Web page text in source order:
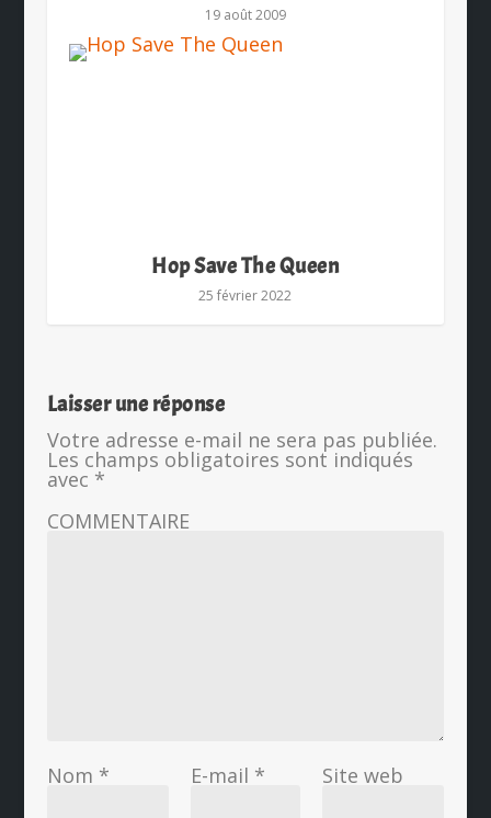
19 août 2009
Hop Save The Queen
25 février 2022
Laisser une réponse
Votre adresse e-mail ne sera pas publiée.
Les champs obligatoires sont indiqués
avec *
COMMENTAIRE
Nom * E-mail * Site web